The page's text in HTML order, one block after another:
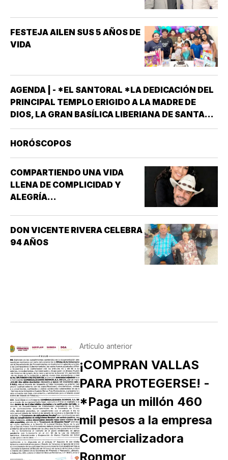
FESTEJA AILEN SUS 5 AÑOS DE
VIDA
AGENDA | - *EL SANTORAL *LA DEDICACIÓN DEL
PRINCIPAL TEMPLO ERIGIDO A LA MADRE DE
DIOS, LA GRAN BASÍLICA LIBERIANA DE SANTA
MARÍA LA MAYOR EN ROMA. NUESTRA SEÑORA
DE LAS NIEVES *SANTOS EMIGDIO OBISPO Y
HORÓSCOPOS
COMPARTIENDO UNA VIDA
LLENA DE COMPLICIDAD Y
ALEGRÍA...
DON VICENTE RIVERA CELEBRA
94 AÑOS
Artículo anterior
¡COMPRAN VALLAS
PARA PROTEGERSE! -
*Paga un millón 460
mil pesos a la empresa
Comercializadora
Ronmor